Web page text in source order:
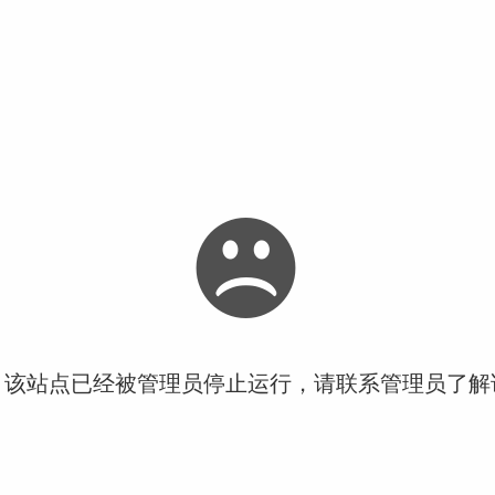
站点已经被管理员停止运行，请联系管理员了